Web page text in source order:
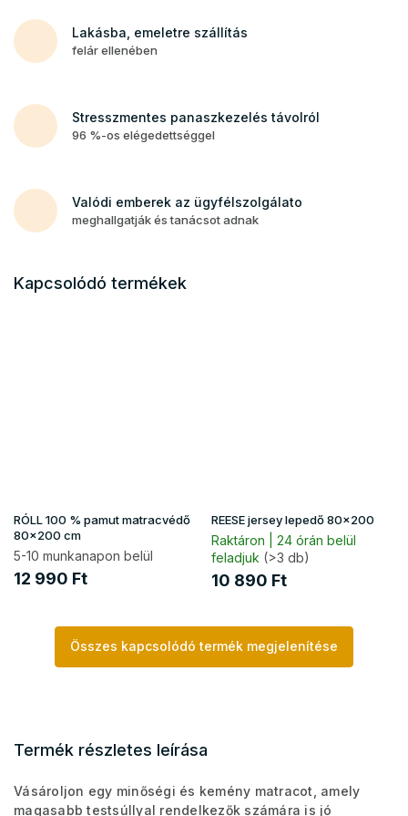
Lakásba, emeletre szállítás
felár ellenében
Stresszmentes panaszkezelés távolról
96 %-os elégedettséggel
Valódi emberek az ügyfélszolgálato
meghallgatják és tanácsot adnak
Kapcsolódó termékek
RÓLL 100 % pamut matracvédő
80x200 cm
5-10 munkanapon belül
12 990 Ft
REESE jersey lepedő 80x200
Raktáron | 24 órán belül
feladjuk (>3 db)
10 890 Ft
Összes kapcsolódó termék megjelenítése
Termék részletes leírása
Vásároljon egy minőségi és kemény matracot, amely
magasabb testsúllyal rendelkezők számára is jó